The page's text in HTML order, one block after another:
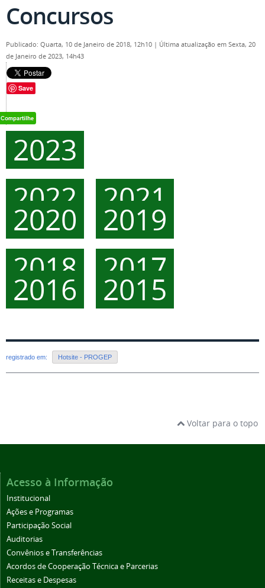
Concursos
Publicado: Quarta, 10 de Janeiro de 2018, 12h10 | Última atualização em Sexta, 20
de Janeiro de 2023, 14h43
Save
2023
2022
2021
2020
2019
2018
2017
2016 2015
registrado em: Hotsite - PROGEP
Voltar para o topo
Acesso à Informação
Institucional
Ações e Programas
Participação Social
Auditorias
Convênios e Transferências
Acordos de Cooperação Técnica e Parcerias
Receitas e Despesas